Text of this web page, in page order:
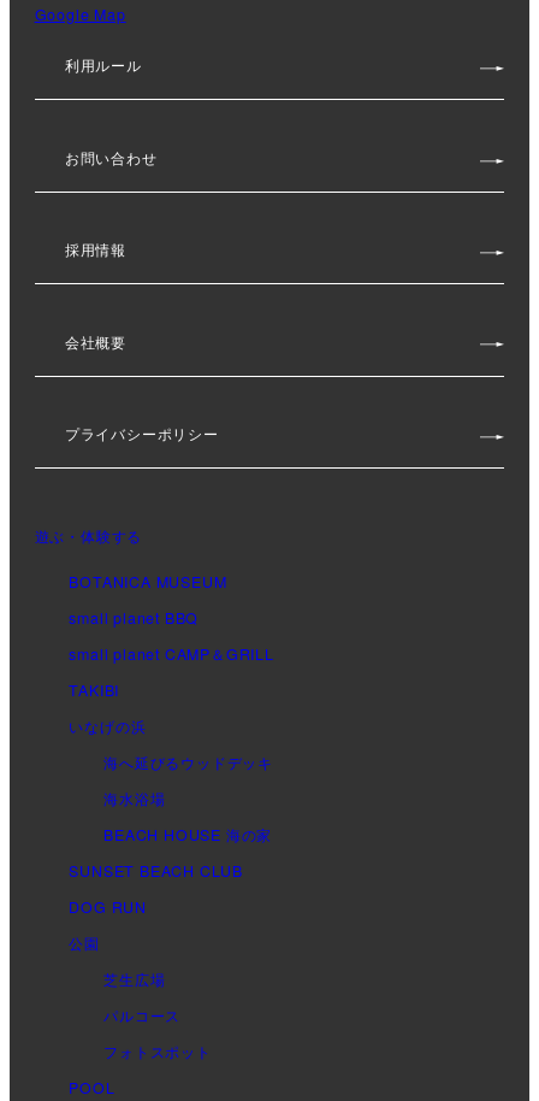
Google Map
利用ルール
お問い合わせ
採用情報
会社概要
プライバシーポリシー
遊ぶ・体験する
BOTANICA MUSEUM
small planet BBQ
small planet CAMP＆GRILL
TAKIBI
いなげの浜
海へ延びるウッドデッキ
海水浴場
BEACH HOUSE 海の家
SUNSET BEACH CLUB
DOG RUN
公園
芝生広場
パルコース
フォトスポット
POOL